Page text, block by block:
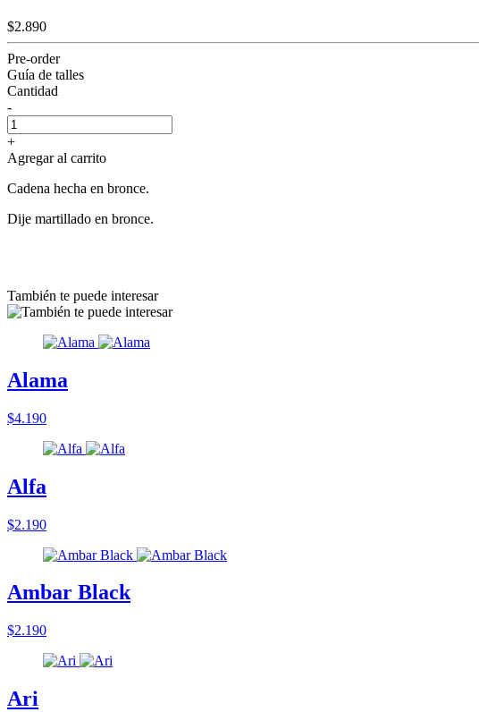
$2.890
Pre-order
Guía de talles
Cantidad
-
+
Agregar al carrito
Cadena hecha en bronce.
Dije martillado en bronce.
También te puede interesar
Alama
$4.190
Alfa
$2.190
Ambar Black
$2.190
Ari